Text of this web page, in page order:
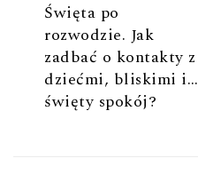
Święta po
rozwodzie. Jak
zadbać o kontakty z
dziećmi, bliskimi i…
święty spokój?